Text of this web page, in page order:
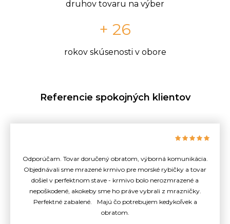
druhov tovaru na výber
+ 26
rokov skúsenosti v obore
Referencie spokojných klientov
Odporúčam. Tovar doručený obratom, výborná komunikácia.
Objednávali sme mrazené krmivo pre morské rybičky a tovar
došiel v perfektnom stave - krmivo bolo nerozmrazené a
nepoškodené, akokeby sme ho práve vybrali z mrazničky.
Perfektné zabalené. Majú čo potrebujem kedykoľvek a
obratom.